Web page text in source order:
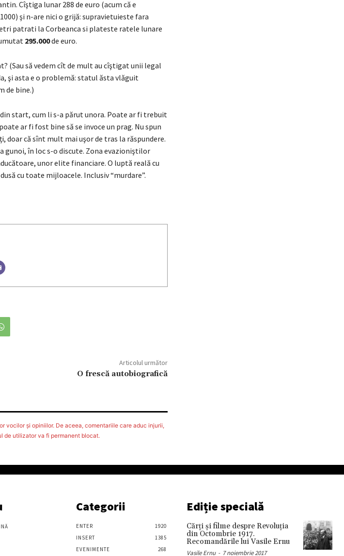
Cîştiga lunar 288 de euro (acum că e
şi n-are nici o grijă: supravietuieste fara
patrati la Corbeanca si plateste ratele lunare
295.000de euro.
(Sau să vedem cît de mult au cîştigat unii legal
şi asta e o problemă: statul ăsta vlăguit
de bine.)
start, cum li s-a părut unora. Poate ar fi trebuit
ar fi fost bine să se invoce un prag. Nu spun
doar că sînt mult mai uşor de tras la răspundere.
gunoi, în loc s-o discute. Zona evazioniştilor
unor elite financiare. O luptă reală cu
cu toate mijloacele. Inclusiv “murdare”.
Articolul următor
O frescă autobiografică
vocilor şi opiniilor. De aceea, comentariile care aduc injurii,
de utilizator va fi permanent blocat.
Categorii
ENTER
1920
INSERT
1385
EVENIMENTE
268
Ediție specială
Cărţi şi filme despre Revoluţia
din Octombrie 1917.
Recomandările lui Vasile Ernu
Vasile Ernu - 7 noiembrie 2017